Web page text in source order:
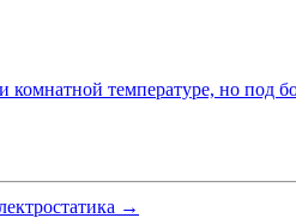
комнатной температуре, но под
→